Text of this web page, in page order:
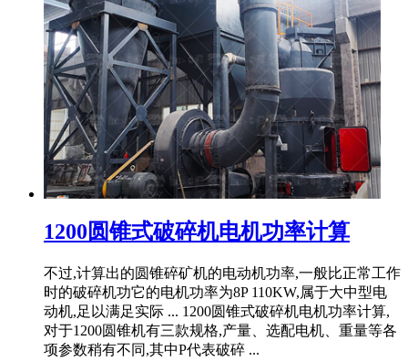
1200圆锥式破碎机电机功率计算
不过,计算出的圆锥碎矿机的电动机功率,一般比正常工作
时的破碎机功它的电机功率为8P 110KW,属于大中型电
动机,足以满足实际 ... 1200圆锥式破碎机电机功率计算,
对于1200圆锥机有三款规格,产量、选配电机、重量等各
项参数稍有不同,其中P代表破碎 ...